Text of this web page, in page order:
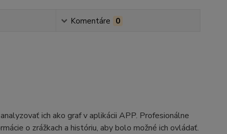
Komentáre 0
ich ako graf v aplikácii APP. Profesionálne
o zrážkach a históriu, aby bolo možné ich ovládať.